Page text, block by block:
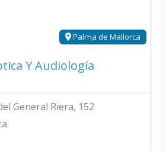
Palma de Mallorca
Y Audiología
General Riera, 152